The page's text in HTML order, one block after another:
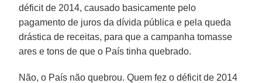
déficit de 2014, causado basicamente pelo
pagamento de juros da dívida pública e pela queda
drástica de receitas, para que a campanha tomasse
ares e tons de que o País tinha quebrado.
Não, o País não quebrou. Quem fez o déficit de 2014